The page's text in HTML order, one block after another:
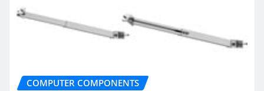
COMPUTER COMPONENTS